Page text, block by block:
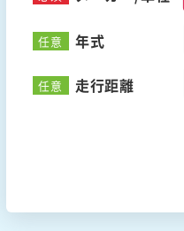
任意 年式
任意 走行距離